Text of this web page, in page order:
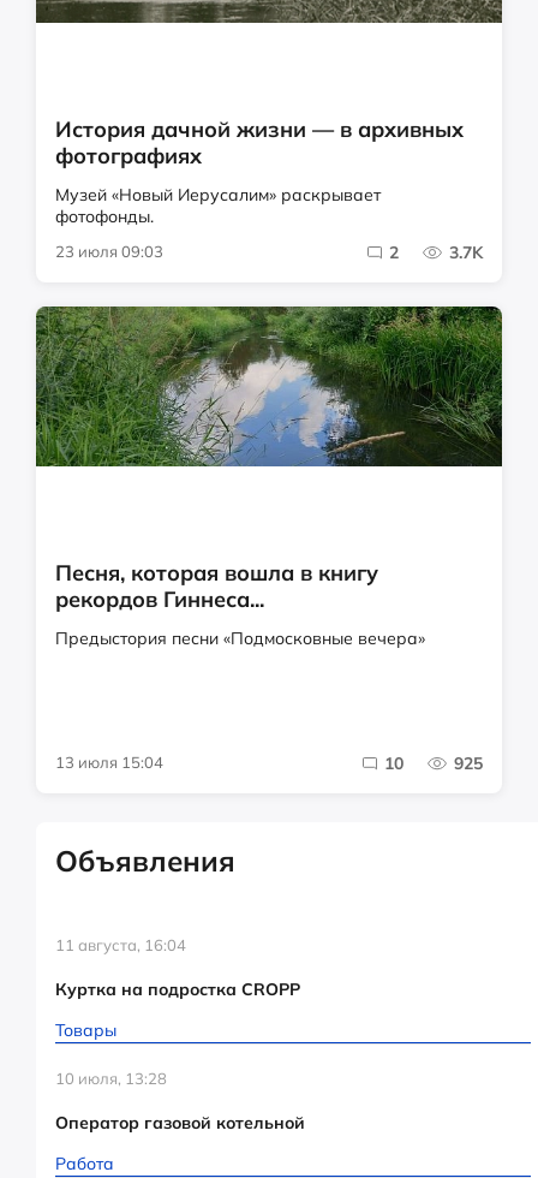
История дачной жизни — в архивных
фотографиях
Музей «Новый Иерусалим» раскрывает
фотофонды.
23 июля 09:03 2 3.7K
Песня, которая вошла в книгу
рекордов Гиннеса...
Предыстория песни «Подмосковные вечера»
13 июля 15:04 10 925
Объявления
11 августа, 16:04
Куртка на подростка CROPP
Товары
10 июля, 13:28
Оператор газовой котельной
Работа